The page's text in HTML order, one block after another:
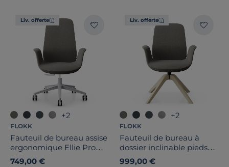
Liv. offerte
+2
FLOKK
Fauteuil de bureau assise
ergonomique Ellie Pro
10ST
749,00 €
Liv. offerte
+2
FLOKK
Fauteuil de bureau à
dossier inclinable pieds
bois Ellie Pro 20HW
999,00 €